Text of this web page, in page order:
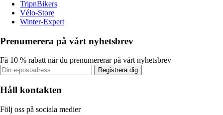
TripnBikers
Vélo-Store
Winter-Expert
Prenumerera på vårt nyhetsbrev
Få 10 % rabatt när du prenumererar på vårt nyhetsbrev
Registrera dig
Håll kontakten
Följ oss på sociala medier